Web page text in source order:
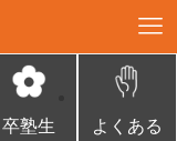
卒塾生
よくある